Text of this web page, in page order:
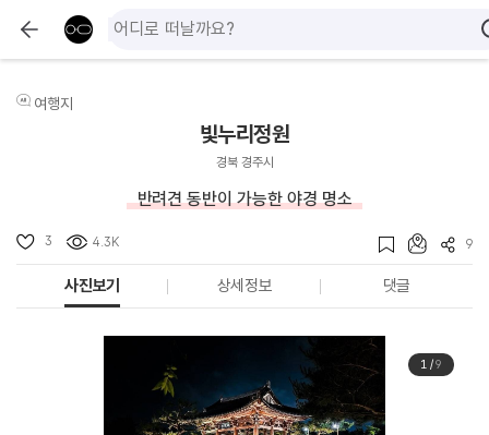
여행지
빛누리정원
경북 경주시
반려견 동반이 가능한 야경 명소
3 4.3K 9
사진보기 상세정보 댓글
1/9